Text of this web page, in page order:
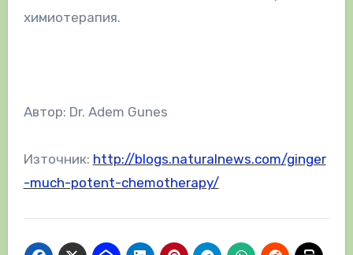
химиотерапия.
Автор: Dr. Adem Gunes
Източник: http://blogs.naturalnews.com/ginger
-much-potent-chemotherapy/